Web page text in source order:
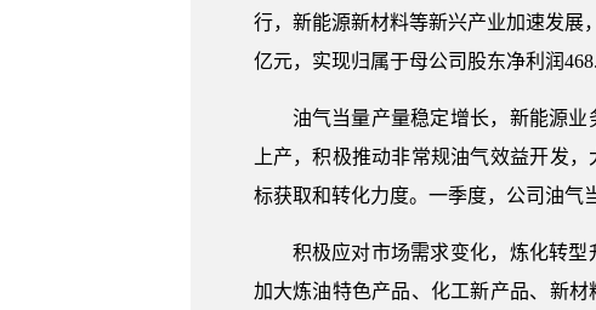
行，新能源新材料等新兴产业加速发展
亿元，实现归属于母公司股东净利润
油气当量产量稳定增长，新能源
上产，积极推动非常规油气效益开发
标获取和转化力度。一季度，公司油气
积极应对市场需求变化，炼化转
加大炼油特色产品、化工新产品、新